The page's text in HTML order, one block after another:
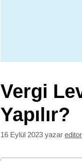
Vergi
Yapılır?
16 Eylül 2023 yazar editor